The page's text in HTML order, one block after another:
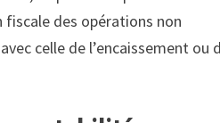
des opérations non
celle de l’encaissement ou